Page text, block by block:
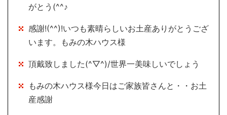
がとう(^^♪
感謝!(^^)!いつも素晴らしいお土産ありがとうござ
います。もみの木ハウス様
頂戴致しました(^▽^)/世界一美味しいでしょう
もみの木ハウス様今日はご家族皆さんと・・お土
産感謝